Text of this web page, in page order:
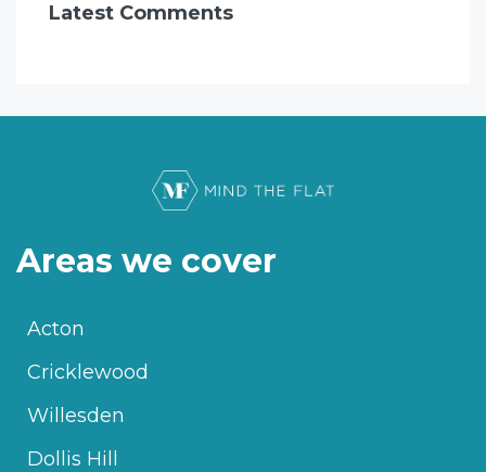
Latest Comments
Areas we cover
Acton
Cricklewood
Willesden
Dollis Hill